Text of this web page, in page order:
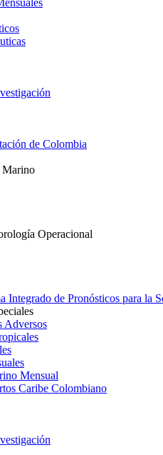
de Colombia
Marino
Operacional
Integrado de Pronósticos para la
Adversos
Mensual
Caribe Colombiano